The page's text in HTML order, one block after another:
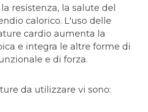
resistenza, la salute del
calorico. L'uso delle
cardio aumenta la
e integra le altre forme di
e di forza.
da utilizzare vi sono: